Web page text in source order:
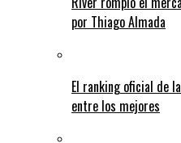
por Thiago Almada
El ranking oficial de
entre los mejores